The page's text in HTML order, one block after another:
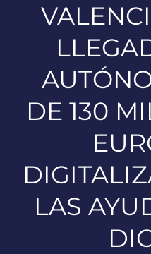
DE 130
LAS